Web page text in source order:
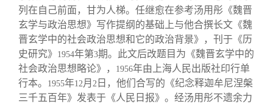
列在自己前面，甘为人梯。任继愈在参考汤用彤《魏晋
玄学与政治思想》写作提纲的基础上与他合撰长文《魏
晋玄学中的社会政治思想和它的政治背景》，刊于《历
史研究》 1954年第3期。此文后改题目为《魏晋玄学中的
社会政治思想略论》，
1956年由上海人民出版社印行单
行本。
1955年12月 2 日，他们合写的《纪念释迦牟尼涅槃
三千五百年》发表于《人民日报》。经汤用彤不遗余力